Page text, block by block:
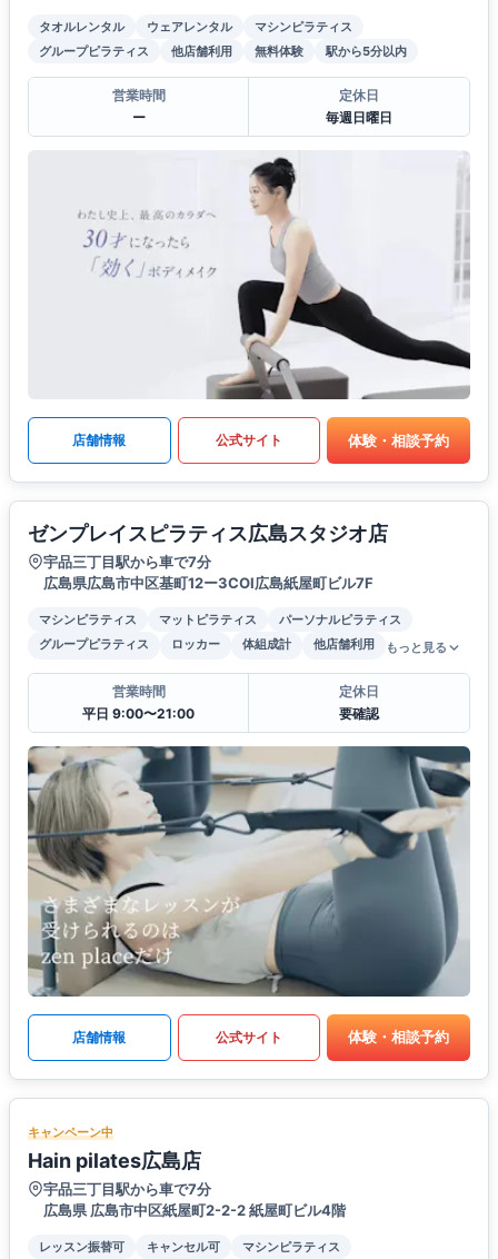
タオルレンタル ウェアレンタル
マシンピラティス
グループピラティス
他店舗利用 無料体験 駅から5分以内
営業時間
ー
定休日
毎週日曜日
店舗情報 公式サイト 体験・相談予約
ゼンプレイスピラティス広島スタジオ店
宇品三丁目駅から車で7分
広島県広島市中区基町12ー3COI広島紙屋町ビル7F
マシンピラティス マットピラティス
パーソナルピラティス
グループピラティス
ロッカー 体組成計 他店舗利用 もっと見る
営業時間
平日 9:00〜21:00
定休日
要確認
店舗情報 公式サイト 体験・相談予約
キャンペーン中
Hain pilates広島店
宇品三丁目駅から車で7分
広島県 広島市中区紙屋町2-2-2 紙屋町ビル4階
レッスン振替可 キャンセル可
マシンピラティス